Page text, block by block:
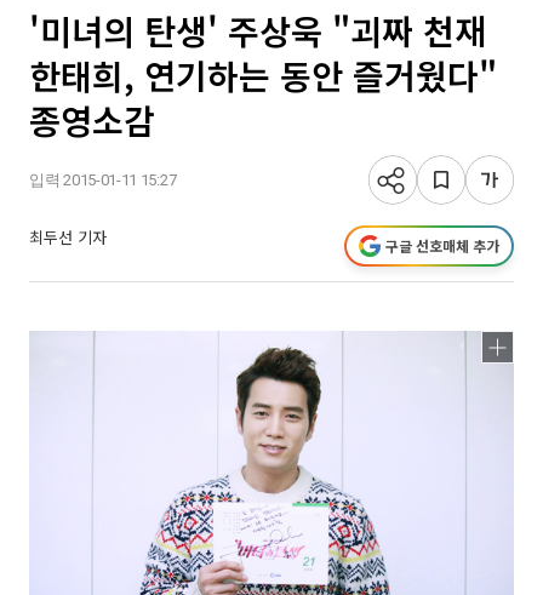
'미녀의 탄생' 주상욱 "괴짜 천재
한태희, 연기하는 동안 즐거웠다"
종영소감
입력 2015-01-11 15:27
최두선 기자 구글 선호매체 추가